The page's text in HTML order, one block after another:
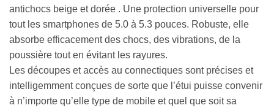
antichocs beige et dorée . Une protection universelle pour
tout les smartphones de 5.0 à 5.3 pouces. Robuste, elle
absorbe efficacement des chocs, des vibrations, de la
poussière tout en évitant les rayures.
Les découpes et accès au connectiques sont précises et
intelligemment conçues de sorte que l’étui puisse convenir
à n’importe qu’elle type de mobile et quel que soit sa